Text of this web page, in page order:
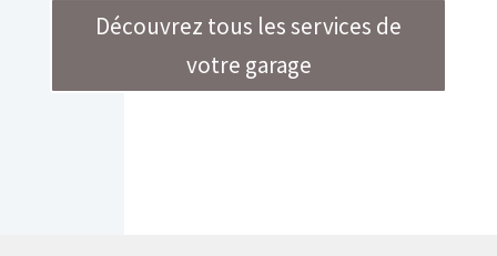
Découvrez tous les services de
votre garage